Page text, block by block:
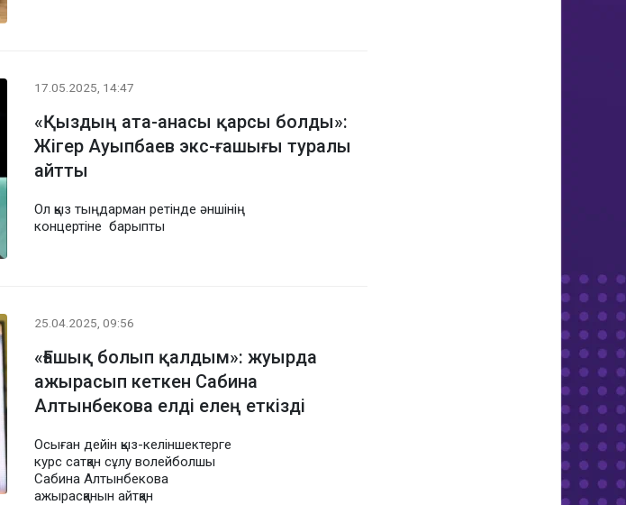
17.05.2025, 14:47
«Қыздың ата-анасы қарсы болды»:
Жігер Ауыпбаев экс-ғашығы туралы
айтты
Ол қыз тыңдарман ретінде әншінің
концертіне барыпты
25.04.2025, 09:56
«Ғашық болып қалдым»: жуырда
ажырасып кеткен Сабина
Алтынбекова елді елең еткізді
Осыған дейін қыз-келіншектерге
курс сатқан сұлу волейболшы
Сабина Алтынбекова
ажырасқанын айтқан